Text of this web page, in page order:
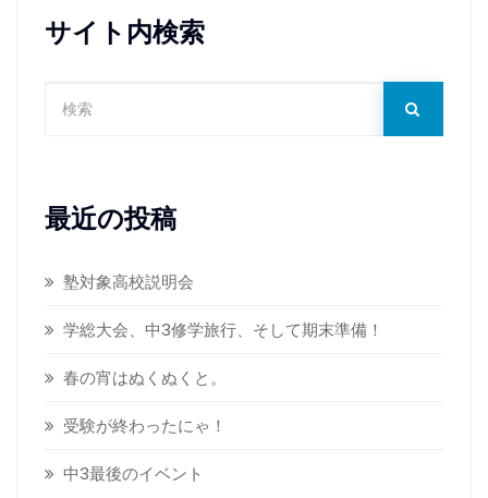
サイト内検索
最近の投稿
塾対象高校説明会
学総大会、中3修学旅行、そして期末準備！
春の宵はぬくぬくと。
受験が終わったにゃ！
中3最後のイベント